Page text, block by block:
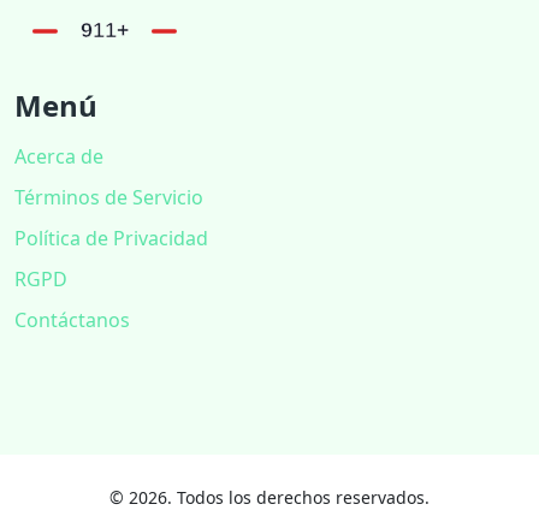
Menú
Acerca de
Términos de Servicio
Política de Privacidad
RGPD
Contáctanos
© 2026. Todos los derechos reservados.